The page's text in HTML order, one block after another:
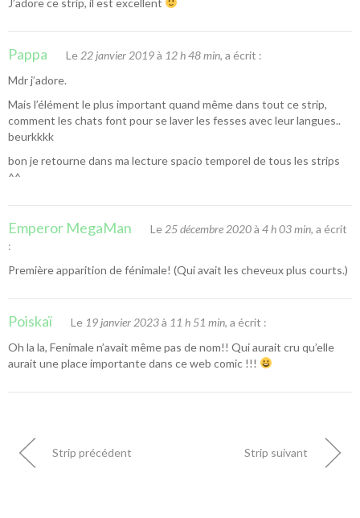
Pappa Le 22 janvier 2019à 12 h 48 min, a écrit :
Mdr j’adore.
Mais l’élément le plus important quand même dans tout ce strip,
comment les chats font pour se laver les fesses avec leur langues..
beurkkkk
bon je retourne dans ma lecture spacio temporel de tous les strips
^^
Emperor MegaMan Le 25 décembre 2020à 4 h 03 min, a écrit
:
Première apparition de fénimale! (Qui avait les cheveux plus courts.)
Poiskaï Le 19 janvier 2023à 11 h 51 min, a écrit :
Oh la la, Fenimale n’avait même pas de nom!! Qui aurait cru qu’elle
aurait une place importante dans ce web comic !!!
Strip précédent Strip suivant